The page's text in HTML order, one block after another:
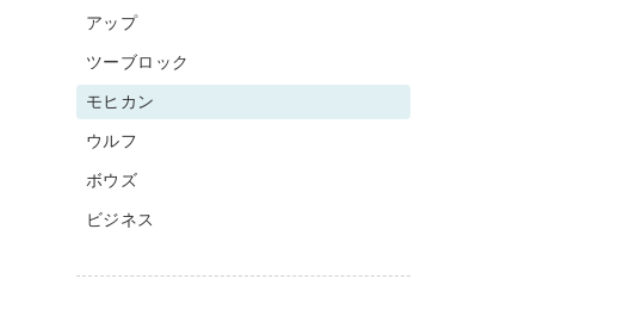
アップ
ツーブロック
モヒカン
ウルフ
ボウズ
ビジネス